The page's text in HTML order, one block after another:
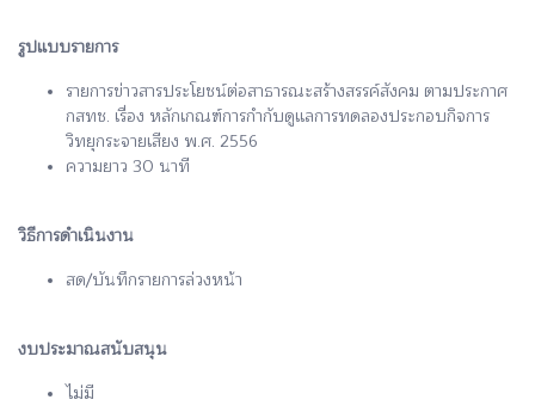
รูปแบบรายการ
รายการข่าวสารประโยชน์ต่อสาธารณะสร้างสรรค์สังคม ตามประกาศ
กสทช. เรื่อง หลักเกณฑ์การกำกับดูแลการทดลองประกอบกิจการ
วิทยุกระจายเสียง พ.ศ. 2556
ความยาว 30 นาที
วิธีการดำเนินงาน
สด/บันทึกรายการล่วงหน้า
งบประมาณสนับสนุน
ไม่มี